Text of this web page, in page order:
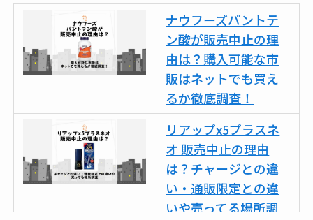
売店も調査
エッセンシャルフラ
ットが廃盤？なぜ？
売ってない？どこで
売ってるか・代替品
など解説
ビタクラフトのウル
トラが廃盤？なぜ？
復刻はある？ウルト
ラカパーは品切れ？
ナウフーズパントテ
ン酸が販売中止の理
由は？購入可能な市
販はネットでも買え
るか徹底調査！
リアップx5プラスネ
オ 販売中止の理由
は？チャージとの違
い・通販限定との違
いや売ってる場所調